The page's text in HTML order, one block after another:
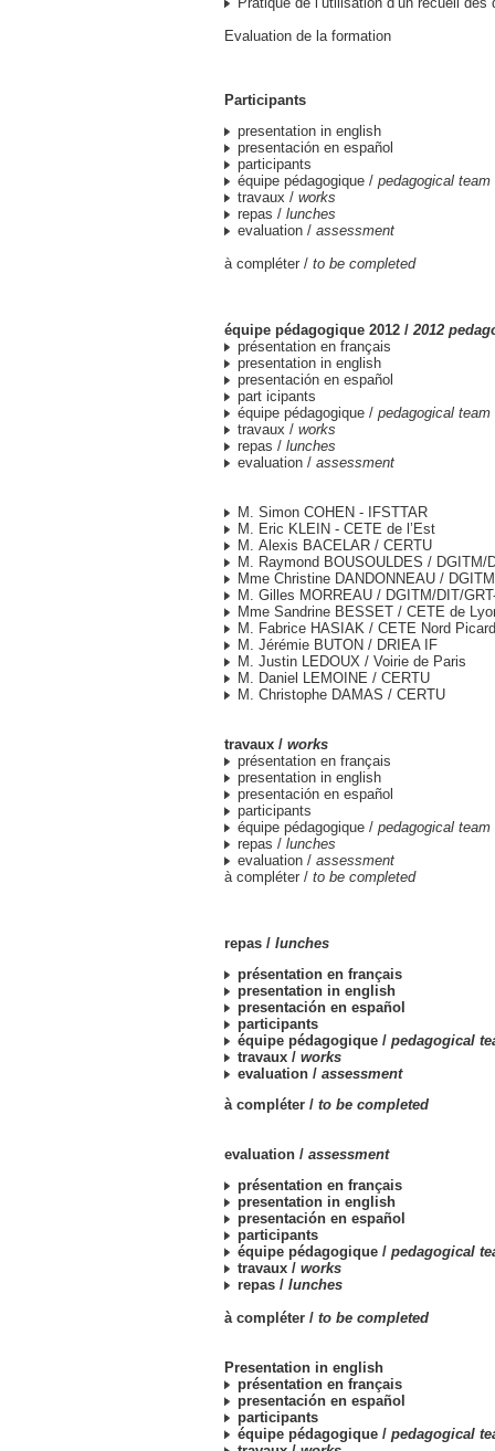
Evaluation de la formation
Participants
presentation in english
presentación en español
participants
équipe pédagogique / pedagogical team
travaux / works
repas / lunches
evaluation / assessment
à compléter / to be completed
équipe pédagogique 2012 /2012
présentation en français
presentation in english
presentación en español
part icipants
équipe pédagogique / pedagogical team
travaux / works
repas / lunches
evaluation / assessment
M. Simon COHEN - IFSTTAR
M. Eric KLEIN - CETE de l’Est
M. Alexis BACELAR / CERTU
M. Raymond BOUSOULDES / DGITM/
Mme Christine DANDONNEAU /
M. Gilles MORREAU / DGITM/DIT/
Mme Sandrine BESSET / CETE de
M. Fabrice HASIAK / CETE Nord
M. Jérémie BUTON / DRIEA IF
M. Justin LEDOUX / Voirie de Paris
M. Daniel LEMOINE / CERTU
M. Christophe DAMAS / CERTU
travaux / works
présentation en français
presentation in english
presentación en español
participants
équipe pédagogique / pedagogical team
repas / lunches
evaluation / assessment
à compléter / to be completed
repas / lunches
présentation en français
presentation in english
presentación en español
participants
équipe pédagogique / pedagogical
travaux / works
evaluation / assessment
à compléter / to be completed
evaluation / assessment
présentation en français
presentation in english
presentación en español
participants
équipe pédagogique / pedagogical
travaux / works
repas / lunches
à compléter / to be completed
Presentation in english
présentation en français
presentación en español
participants
équipe pédagogique / pedagogical